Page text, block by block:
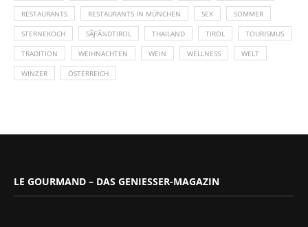
RESTAURANTS RESTAURANTS IN MÜNCHEN SEX SOMMER
STERNEKOCH SÃƑÂ¼DTIROL THAILAND TIROL TOURISMUS
TRADITION WEIHNACHTEN WEIN WELLNESS WELT
WINZER ÖSTERREICH
LE GOURMAND – DAS GENIESSER-MAGAZIN